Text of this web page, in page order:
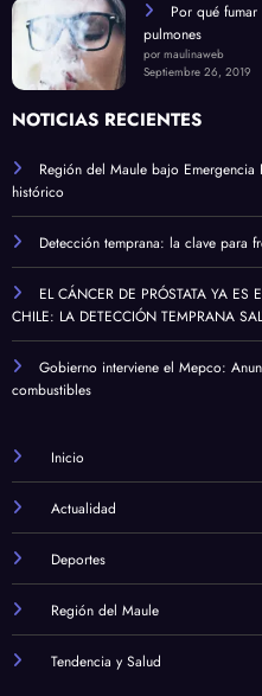
Por qué
pulmones
por maulinaweb
Septiembre 26, 2019
NOTICIAS RECIENTES
Región del Maule bajo Emergencia
histórico
Detección temprana: la clave para
EL CÁNCER DE PRÓSTATA YA
CHILE: LA DETECCIÓN TEMPRANA
Gobierno interviene el Mepco:
combustibles
Inicio
Actualidad
Deportes
Región del Maule
Tendencia y Salud